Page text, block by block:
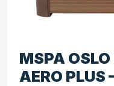
MSPA
AERO PLUS